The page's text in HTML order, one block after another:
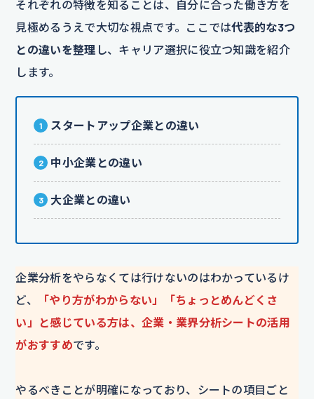
それぞれの特徴を知ることは、自分に合った働き方を
見極めるうえで大切な視点です。ここでは代表的な3つ
との違いを整理 し、キャリア選択に役立つ知識を紹介
します。
スタートアップ企業との違い
中小企業との違い
大企業との違い
企業分析をやらなくては行けないのはわかっているけ
ど、
「やり方がわからない」「ちょっとめんどくさ
い」と感じている方は、企業・業界分析シートの活用
がおすすめです。
やるべきことが明確になっており、シートの項目ごと